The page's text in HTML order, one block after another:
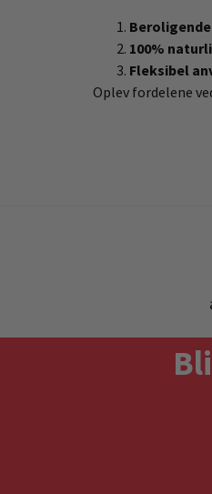
100%
Fleksibel
Oplev fordelene